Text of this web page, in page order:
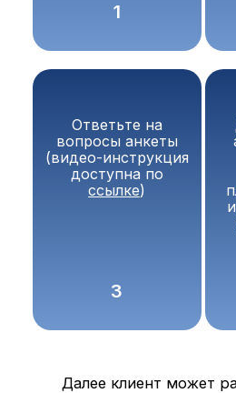
1
Ответьте на
вопросы анкеты
(видео-инструкция
доступна по
ссылке)
3
Далее клиент может